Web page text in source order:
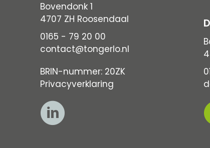
Bovendonk 1
4707 ZH Roosendaal
0165 - 79 20 00
contact@tongerlo.nl
BRIN-nummer: 20ZK
Privacyverklaring